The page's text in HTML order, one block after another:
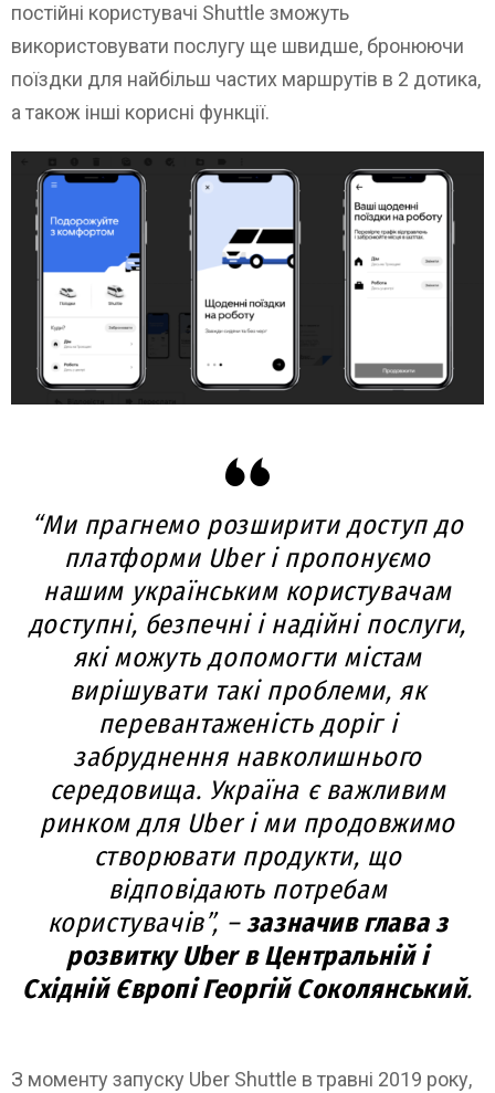
постійні користувачі Shuttle зможуть
використовувати послугу ще швидше, бронюючи
поїздки для найбільш частих маршрутів в 2 дотика,
а також інші корисні функції.
“Ми прагнемо розширити доступ до
платформи Uber і пропонуємо
нашим українським користувачам
доступні, безпечні і надійні послуги,
які можуть допомогти містам
вирішувати такі проблеми, як
перевантаженість доріг і
забруднення навколишнього
середовища. Україна є важливим
ринком для Uber і ми продовжимо
створювати продукти, що
відповідають потребам
користувачів”, –зазначив глава з
розвитку Uber в Центральній і
Східній Європі Георгій Соколянський.
З моменту запуску Uber Shuttle в травні 2019 року,